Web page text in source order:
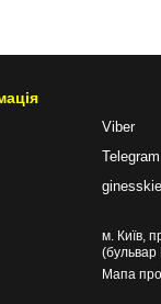
Viber
Telegram
м. Київ,
Мапа